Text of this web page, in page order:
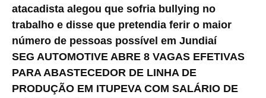
atacadista alegou que sofria bullying no
trabalho e disse que pretendia ferir o maior
número de pessoas possível em Jundiaí
SEG AUTOMOTIVE ABRE 8 VAGAS EFETIVAS
PARA ABASTECEDOR DE LINHA DE
PRODUÇÃO EM ITUPEVA COM SALÁRIO DE